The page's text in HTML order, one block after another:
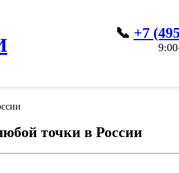
+7
точки в России